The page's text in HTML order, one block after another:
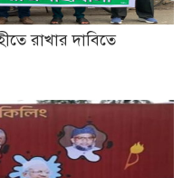
রাখার দাবিতে